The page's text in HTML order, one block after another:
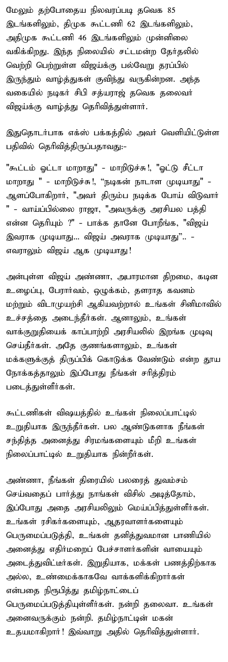
மேலும் தற்போதைய நிலவரப்படி தவெக 85
இடங்களிலும், திமுக கூட்டணி 62 இடங்களிலும்,
அதிமுக கூட்டணி 46 இடங்களிலும் முன்னிலை
வகிக்கிறது. இந்த நிலையில் சட்டமன்ற தேர்தலில்
வெற்றி பெற்றுள்ள விஜய்க்கு பல்வேறு தரப்பில்
இருந்தும் வாழ்த்துகள் குவிந்து வருகின்றன. அந்த
வகையில் நடிகர் சிபி சத்யராஜ் தவெக தலைவர்
விஜய்க்கு வாழ்த்து தெரிவித்துள்ளார்.
இதுதொடர்பாக எக்ஸ் பக்கத்தில் அவர் வெளியிட்டுள்ள
பதிவில் தெரிவித்திருப்பதாவது:-
"கூட்டம் ஓட்டா மாறாது" - மாறிடுச்சு!, "ஓட்டு சீட்டா
மாறாது " - மாறிடுச்சு!, “நடிகன் நாடாள முடியாது" -
ஆளப்போகிறார், "அவர் திரும்ப நடிக்க போய் விடுவார்
" - வாய்ப்பில்லை ராஜா, "அவருக்கு அரசியல பத்தி
என்ன தெரியும் ?" - பாக்க தானே போறீங்க, "விஜய்
இவராக முடியாது... விஜய் அவராக முடியாது”.. -
எவராலும் விஜய் ஆக முடியாது!
அன்புள்ள விஜய் அண்ணா, அபாரமான திறமை, கடின
உழைப்பு, பேரார்வம், ஒழுக்கம், தளராத கவனம்
மற்றும் விடாமுயற்சி ஆகியவற்றால் உங்கள் சினிமாவில்
உச்சத்தை அடைந்தீர்கள். ஆனாலும், உங்கள்
வாக்குறுதியைக் காப்பாற்றி அரசியலில் இறங்க முடிவு
செய்தீர்கள். அதே குணங்களாலும், உங்கள்
மக்களுக்குத் திருப்பிக் கொடுக்க வேண்டும் என்ற தூய
நோக்கத்தாலும் இப்போது நீங்கள் சரித்திரம்
படைத்துள்ளீர்கள்.
கூட்டணிகள் விஷயத்தில் உங்கள் நிலைப்பாட்டில்
உறுதியாக இருந்தீர்கள். பல ஆண்டுகளாக நீங்கள்
சந்தித்த அனைத்து சிரமங்களையும் மீறி உங்கள்
நிலைப்பாட்டில் உறுதியாக நின்றீர்கள்.
அண்ணா, நீங்கள் திரையில் பலரைத் துவம்சம்
செய்வதைப் பார்த்து நாங்கள் விசில் அடித்தோம்,
இப்போது அதை அரசியலிலும் மெய்ப்பித்துள்ளீர்கள்.
உங்கள் ரசிகர்களையும், ஆதரவாளர்களையும்
பெருமைப்படுத்தி, உங்கள் தனித்துவமான பாணியில்
அனைத்து எதிர்மறைப் பேச்சாளர்களின் வாயையும்
அடைத்துவிட்டீர்கள். இறுதியாக, மக்கள் பணத்திற்காக
அல்ல, உண்மைக்காகவே வாக்களிக்கிறார்கள்
என்பதை நிரூபித்து தமிழ்நாட்டைப்
பெருமைப்படுத்தியுள்ளீர்கள். நன்றி தலைவா. உங்கள்
அனைவருக்கும் நன்றி. தமிழ்நாட்டின் மகன்
உதயமாகிறார்! இவ்வாறு அதில் தெரிவித்துள்ளார்.